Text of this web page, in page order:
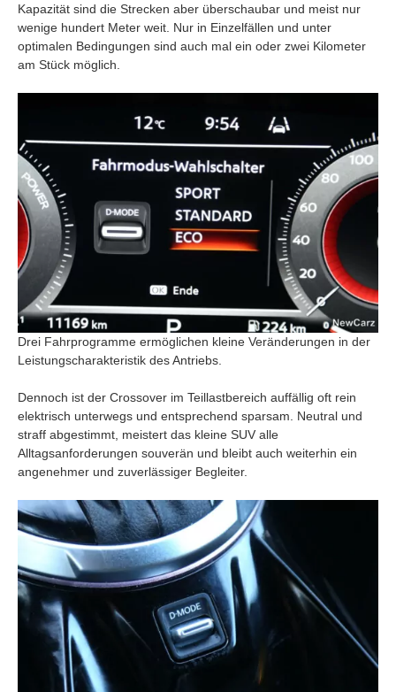
Kapazität sind die Strecken aber überschaubar und meist nur
wenige hundert Meter weit. Nur in Einzelfällen und unter
optimalen Bedingungen sind auch mal ein oder zwei Kilometer
am Stück möglich.
Drei Fahrprogramme ermöglichen kleine Veränderungen in der
Leistungscharakteristik des Antriebs.
Dennoch ist der Crossover im Teillastbereich auffällig oft rein
elektrisch unterwegs und entsprechend sparsam. Neutral und
straff abgestimmt, meistert das kleine SUV alle
Alltagsanforderungen souverän und bleibt auch weiterhin ein
angenehmer und zuverlässiger Begleiter.